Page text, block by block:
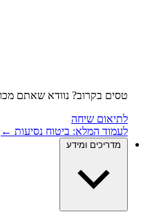
טסים בקרוב? נוודא שאתם
לתיאום שיחה
לעמוד המלא: ביטוח נסיעות ←
מדריכים ומידע